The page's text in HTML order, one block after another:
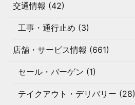
交通情報 (42)
工事・通行止め (3)
店舗・サービス情報 (661)
セール・バーゲン (1)
テイクアウト・デリバリー (28)